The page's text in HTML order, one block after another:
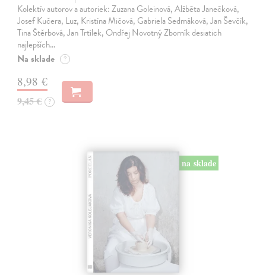
Kolektív autorov a autoriek: Zuzana Goleinová, Alžběta Janečková,
Josef Kučera, Luz, Kristína Mičová, Gabriela Sedmáková, Jan Ševčík,
Tina Štěrbová, Jan Trtílek, Ondřej Novotný Zborník desiatich
najlepších…
Na sklade ?
8,98 €
9,45 € ?
na sklade